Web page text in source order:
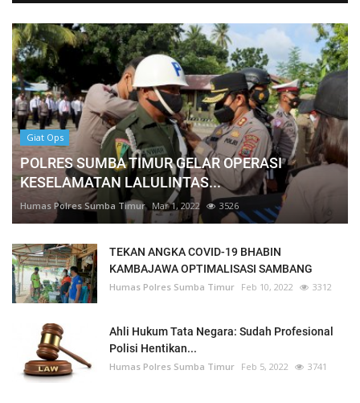
Giat Ops
POLRES SUMBA TIMUR GELAR OPERASI
KESELAMATAN LALULINTAS...
Humas Polres Sumba Timur Mar 1, 2022 3526
TEKAN ANGKA COVID-19 BHABIN
KAMBAJAWA OPTIMALISASI SAMBANG
Humas Polres Sumba Timur Feb 10, 2022 3312
Ahli Hukum Tata Negara: Sudah Profesional
Polisi Hentikan...
Humas Polres Sumba Timur Feb 5, 2022 3741